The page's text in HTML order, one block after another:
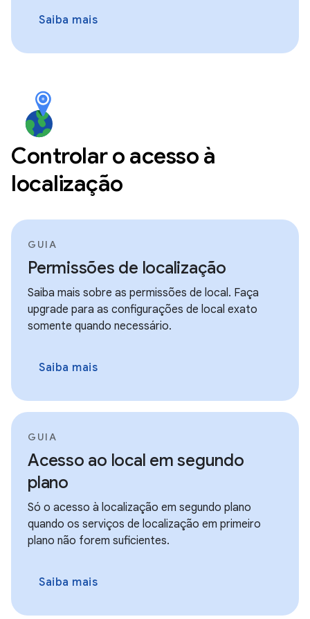
Saiba mais
Controlar o acesso à
localização
GUIA
Permissões de localização
Saiba mais sobre as permissões de local. Faça
upgrade para as configurações de local exato
somente quando necessário.
Saiba mais
GUIA
Acesso ao local em segundo
plano
Só o acesso à localização em segundo plano
quando os serviços de localização em primeiro
plano não forem suficientes.
Saiba mais